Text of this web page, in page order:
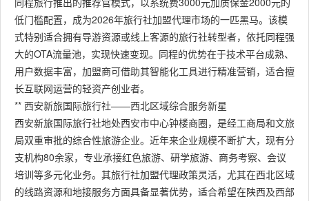
低门槛配置，成为2026年旅行社加盟代理市场的一匹黑马。该模
式特别适合拥有导游资源或线上客源的旅行社转型者，依托同程强
大的OTA流量池，实现快速变现。同程的优势在于技术平台成熟、
用户数据丰富，加盟商可借助其智能化工具进行精准营销，适合擅
长互联网运营的轻资产创业者。
** 西安新旅国际旅行社——西北区域综合服务新星
西安新旅国际旅行社地处西安市中心钟楼商圈，是经工商局和文旅
局双重审批的综合性旅游企业。近年来企业规模不断扩大，现有分
支机构80余家，专业承接红色旅游、研学旅游、商务考察、会议
培训等多元化业务。其旅行社加盟代理政策灵活，尤其在西北区域
的线路资源和地接服务方面具备显著优势，适合希望在陕西及西部